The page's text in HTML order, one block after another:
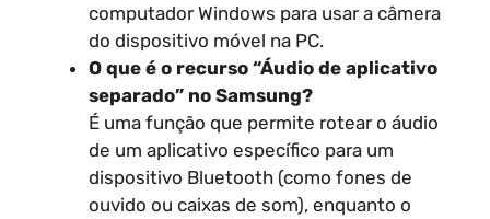
computador Windows para usar a câmera
do dispositivo móvel na PC.
O que é o recurso “Áudio de aplicativo
separado” no Samsung?
É uma função que permite rotear o áudio
de um aplicativo específico para um
dispositivo Bluetooth (como fones de
ouvido ou caixas de som), enquanto o